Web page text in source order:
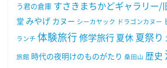
う君の倉庫 すさきまちかどギャラリー/
堂 みやげ カヌー シーカヤック ドラゴンカヌー
ランチ 体験旅行 修学旅行 夏休 夏祭り
旅館 時代の夜明けのものがたり 桑田山 歴史